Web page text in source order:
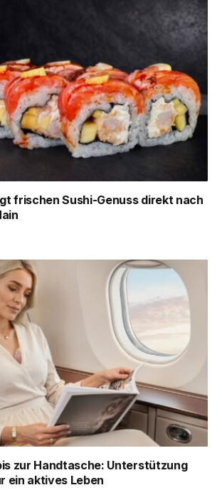
frischen Sushi-Genuss direkt nach
zur Handtasche: Unterstützung
ein aktives Leben